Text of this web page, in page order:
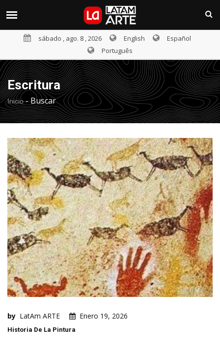
sábado , ago. 8 , 2026 English
Español
Português
Escritura
Inicio-Buscar
by LatAm ARTE Enero 19, 2026
Historia De La Pintura